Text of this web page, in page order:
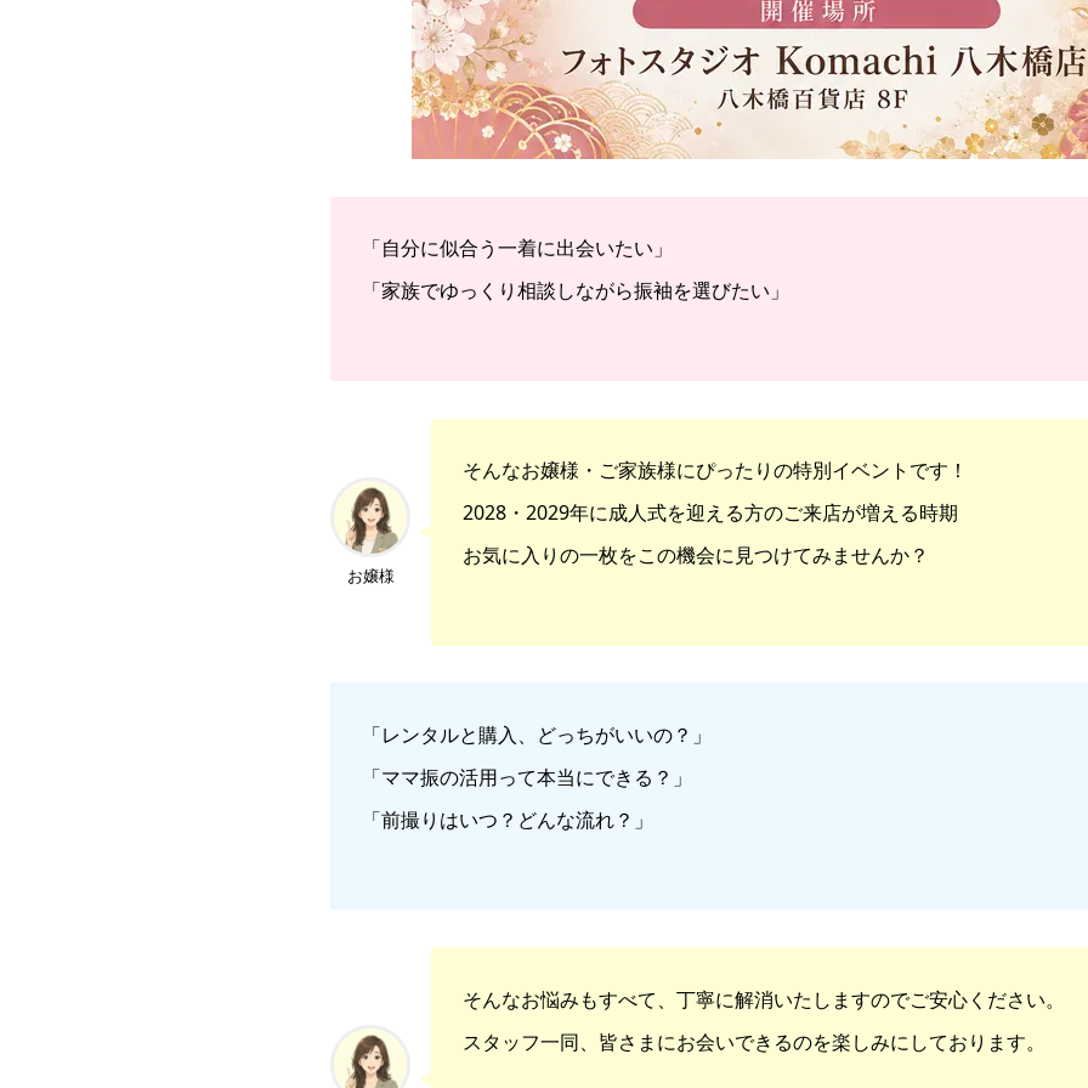
「自分に似合う一着に出会いたい」
「家族でゆっくり相談しながら振袖を選びたい」
お嬢様
そんなお嬢様・ご家族様にぴったりの特別イベントです！
2028・2029年に成人式を迎える方のご来店が増える時期
お気に入りの一枚をこの機会に見つけてみませんか？
「レンタルと購入、どっちがいいの？」
「ママ振の活用って本当にできる？」
「前撮りはいつ？どんな流れ？」
そんなお悩みもすべて、丁寧に解消いたしますのでご安心ください。
スタッフ一同、皆さまにお会いできるのを楽しみにしております。